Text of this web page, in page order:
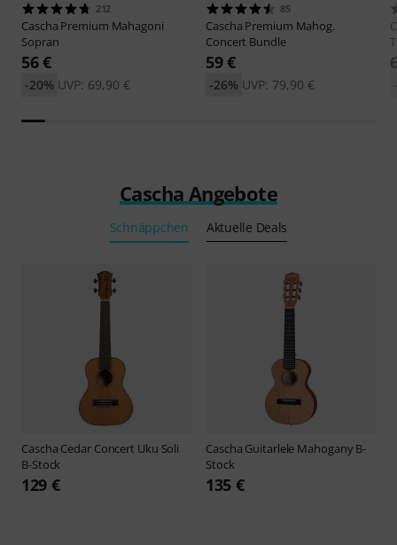
212
Cascha Premium Mahagoni
Sopran
56 €
UVP: 69,90 €
-20%
85
Cascha Premium Mahog.
Concert Bundle
59 €
UVP: 79,90 €
-26%
Cascha Angebote
Schnäppchen Aktuelle Deals
Cascha Cedar Concert Uku Soli
B-Stock
129 €
Cascha Guitarlele Mahogany B-
Stock
135 €